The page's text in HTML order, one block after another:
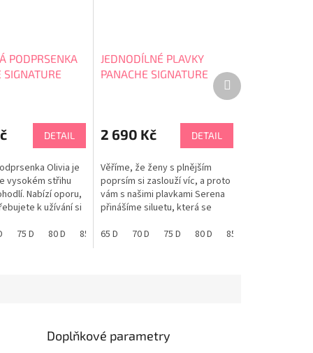
PODPRSENKA
SIGNATURE
DETAIL
Olivia je
vysokém střihu
Nabízí oporu,
k užívání si
či velikost.
75 D 80 D 85 D 90 D 65 E 70 E 75 E
JEDNODÍLNÉ PLAVKY
PANACHE SIGNATURE
2 690 Kč DETAIL
Věříme, že ženy s plnějším
poprsím si zaslouží víc, a proto
vám s našimi plavkami Serena
přinášíme siluetu, která se
velikostí
65 D 70 D 75 D 80 D 85 D
Další
produkt
Doplňkové parametry